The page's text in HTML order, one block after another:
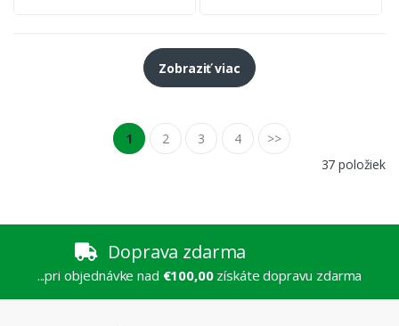
Zobraziť viac
1 2 3 4
>>
37 položiek
Doprava zdarma
...pri objednávke nad €100,00získáte dopravu zdarma